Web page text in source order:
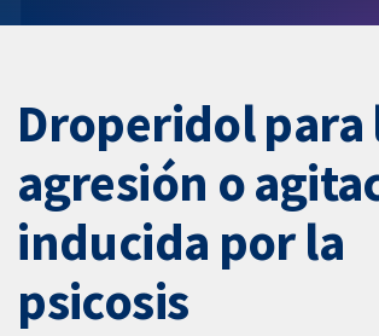
Droperidol para
agresión o
inducida por la
psicosis